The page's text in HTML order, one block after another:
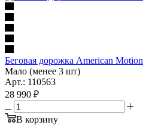
Беговая дорожка American
Мало (менее 3 шт)
Арт.: 110563
28 990 ₽
В корзину